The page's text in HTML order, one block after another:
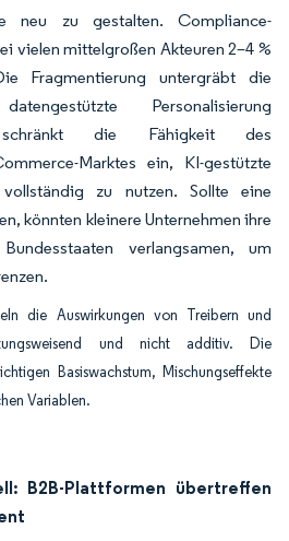
neu zu gestalten. Compliance-
vielen mittelgroßen Akteuren 2–4 %
Fragmentierung untergräbt die
Personalisierung
die Fähigkeit des
Marktes ein, KI-gestützte
vollständig zu nutzen. Sollte eine
könnten kleinere Unternehmen ihre
verlangsamen, um
die Auswirkungen von Treibern und
und nicht additiv. Die
Basiswachstum, Mischungseffekte
Variablen.
B2B-Plattformen übertreffen